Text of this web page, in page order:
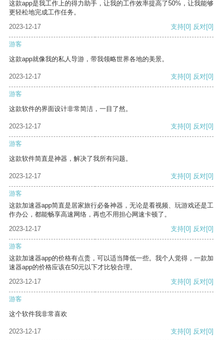
这款app是我工作上的得力助手，让我的工作效率提高了50%，让我能够
更轻松地完成工作任务。
2023-12-17
支持[0] 反对[0]
游客
这款app就像我的私人导游，带我领略世界各地的美景。
2023-12-17 支持[0] 反对[0]
游客
这款软件的界面设计非常简洁，一目了然。
2023-12-17 支持[0] 反对[0]
游客
这款软件简直是神器，解决了我所有问题。
2023-12-17 支持[0] 反对[0]
游客
这款加速器app简直是居家旅行必备神器，无论是看视频、玩游戏还是工
作办公，都能畅享高速网络，再也不用担心网速卡顿了。
2023-12-17
支持[0] 反对[0]
游客
这款加速器app的价格有点贵，可以适当降低一些。我个人觉得，一款加
速器app的价格应该在50元以下才比较合理。
2023-12-17
支持[0] 反对[0]
游客
这个软件我非常喜欢
2023-12-17 支持[0] 反对[0]